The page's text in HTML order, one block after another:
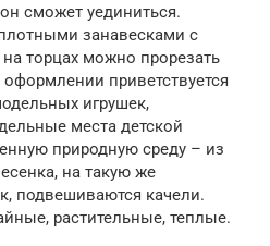
сможет уединиться.
занавесками с
торцах можно прорезать
приветствуется
игрушек,
места детской
природную среду – из
на такую же
подвешиваются качели.
растительные, теплые.